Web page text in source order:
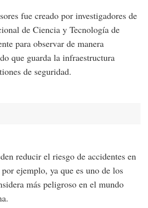
fue creado por investigadores de
de Ciencia y Tecnología de
para observar de manera
que guarda la infraestructura
de seguridad.
reducir el riesgo de accidentes en
ejemplo, ya que es uno de los
más peligroso en el mundo